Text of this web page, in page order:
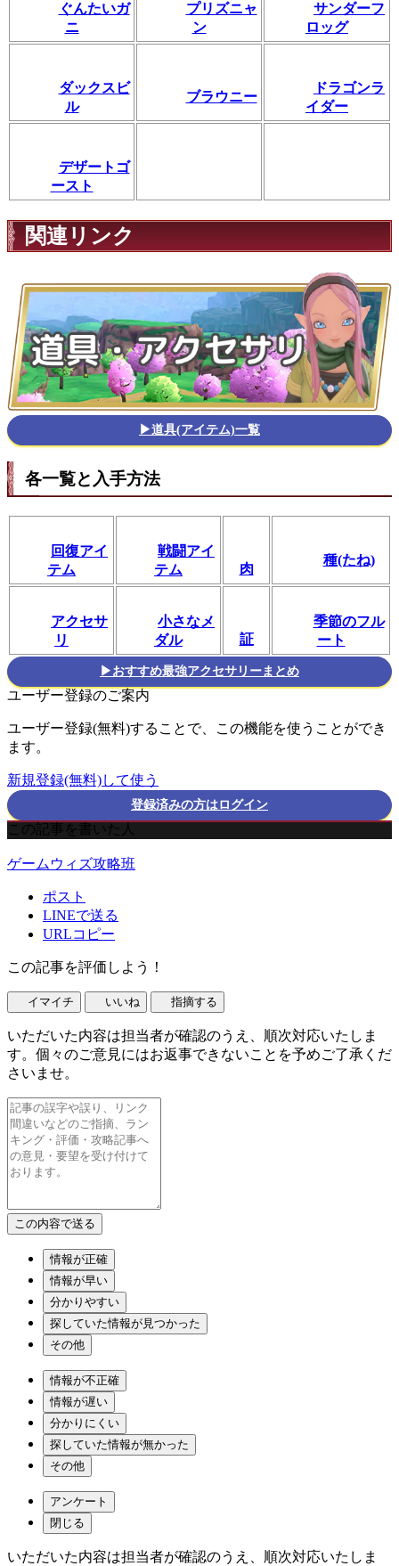
ぐんたいガ
ニ
プリズニャ
ン
サンダーフ
ロッグ
ダックスビ
ル
ブラウニー
ドラゴンラ
イダー
デザートゴ
ースト
関連リンク
▶道具(アイテム)一覧
各一覧と入手方法
回復アイ
テム
戦闘アイ
テム
肉
種(たね)
アクセサ
リ
小さなメ
ダル
証
季節のフル
ート
▶おすすめ最強アクセサリーまとめ
ユーザー登録のご案内
ユーザー登録(無料)することで、この機能を使うことができ
ます。
新規登録(無料)して使う
登録済みの方はログイン
この記事を書いた人
ゲームウィズ攻略班
ポスト
LINEで送る
URLコピー
この記事を評価しよう！
イマイチ いいね 指摘する
いただいた内容は担当者が確認のうえ、順次対応いたしま
す。個々のご意見にはお返事できないことを予めご了承くだ
さいませ。
情報が正確
情報が早い
分かりやすい
探していた情報が見つかった
その他
情報が不正確
情報が遅い
分かりにくい
探していた情報が無かった
その他
アンケート
閉じる
いただいた内容は担当者が確認のうえ、順次対応いたしま